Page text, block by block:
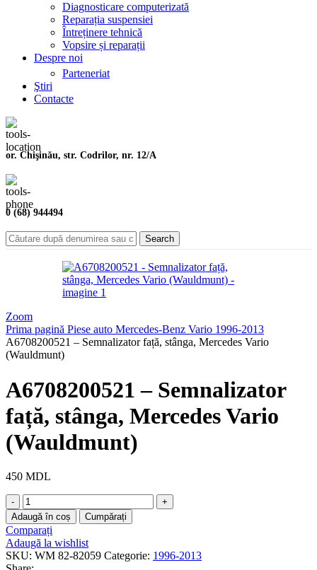
Diagnosticare computerizată
Reparația suspensiei
Întreținere tehnică
Vopsire și reparații
Despre noi
Parteneriat
Ştiri
Contacte
or. Chişinău, str. Codrilor, nr. 12/A
0 (68) 944494
Search
Zoom
Prima pagină Piese auto Mercedes-Benz Vario 1996-2013
A6708200521 – Semnalizator față, stânga, Mercedes Vario
(Wauldmunt)
A6708200521 – Semnalizator
față, stânga, Mercedes Vario
(Wauldmunt)
450 MDL
Adaugă în coș Cumpărați
Comparați
Adaugă la wishlist
SKU: WM 82-82059 Categorie: 1996-2013